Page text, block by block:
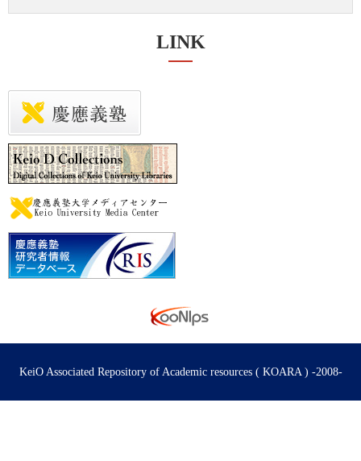
LINK
KeiO Associated Repository of Academic resources ( KOARA ) -2008-